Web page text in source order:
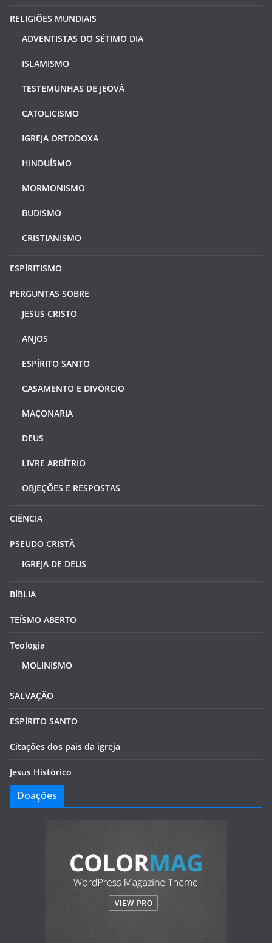
RELIGIÕES MUNDIAIS
ADVENTISTAS DO SÉTIMO DIA
ISLAMISMO
TESTEMUNHAS DE JEOVÁ
CATOLICISMO
IGREJA ORTODOXA
HINDUÍSMO
MORMONISMO
BUDISMO
CRISTIANISMO
ESPÍRITISMO
PERGUNTAS SOBRE
JESUS CRISTO
ANJOS
ESPÍRITO SANTO
CASAMENTO E DIVÓRCIO
MAÇONARIA
DEUS
LIVRE ARBÍTRIO
OBJEÇÕES E RESPOSTAS
CIÊNCIA
PSEUDO CRISTÃ
IGREJA DE DEUS
BÍBLIA
TEÍSMO ABERTO
Teologia
MOLINISMO
SALVAÇÃO
ESPÍRITO SANTO
Citações dos pais da igreja
Jesus Histórico
Doações